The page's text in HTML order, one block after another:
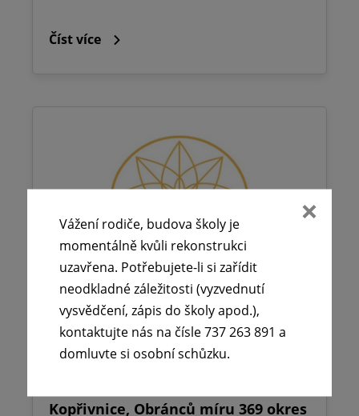
Číst více
🪧Oznámení o udělení ředitelského
Kopřivnice, Obránců míru 369 okres
Vážení rodiče, budova školy je
momentálně kvůli rekonstrukci
uzavřena. Potřebujete-li si zařídit
neodkladné záležitosti (vyzvednutí
vysvědčení, zápis do školy apod.),
kontaktujte nás na čísle 737 263 891 a
domluvte si osobní schůzku.